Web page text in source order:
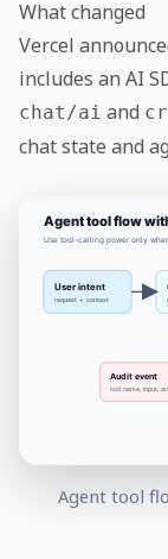
What changed
Vercel
includes an AI
chat/ai and
chat state and
Agent tool